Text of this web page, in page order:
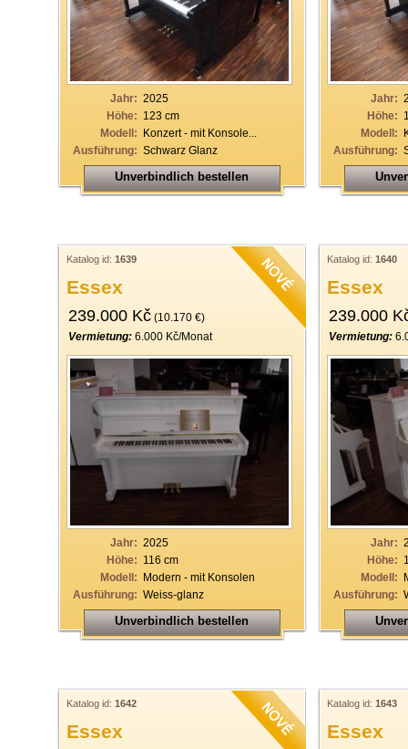
Jahr: 2025
Höhe: 123 cm
Modell: Konzert - mit Konsole...
Ausführung: Schwarz Glanz
Unverbindlich bestellen
Jahr:
Höhe:
Modell:
Ausführung:
Katalog id: 1639
Essex
239.000 Kč (10.170 €)
Vermietung: 6.000 Kč/Monat
Jahr: 2025
Höhe: 116 cm
Modell: Modern - mit Konsolen
Ausführung: Weiss-glanz
Unverbindlich bestellen
Katalog id: 1640
Essex
239.000
Vermietung:
Jahr:
Höhe:
Modell:
Ausführung:
Katalog id: 1642
Essex
Katalog id: 1643
Essex